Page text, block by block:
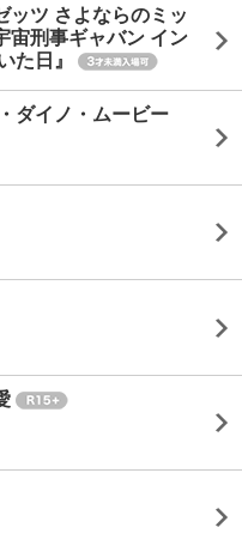
ッツ さよならのミッ
宙刑事ギャバン イン
た日』
ダイノ・ムービー